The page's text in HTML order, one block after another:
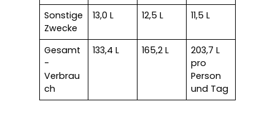
Sonstige
Zwecke
13,0 L 12,5 L 11,5 L
Gesamt
-
Verbrau
ch
133,4 L 165,2 L
203,7 L
pro
Person
und Tag